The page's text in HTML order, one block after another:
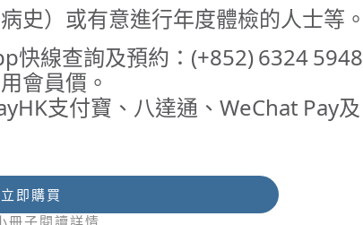
史）或有意進行年度體檢的人士等。
快線查詢及預約：(+852) 6324 5948
會員價。
支付寶、八達通、WeChat Pay及
立即購買
冊子閱讀詳情